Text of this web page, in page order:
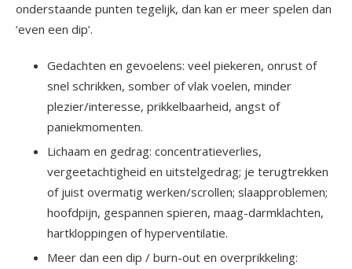
onderstaande punten tegelijk, dan kan er meer spelen dan
‘even een dip’.
Gedachten en gevoelens: veel piekeren, onrust of
snel schrikken, somber of vlak voelen, minder
plezier/interesse, prikkelbaarheid, angst of
paniekmomenten.
Lichaam en gedrag: concentratieverlies,
vergeetachtigheid en uitstelgedrag; je terugtrekken
of juist overmatig werken/scrollen; slaapproblemen;
hoofdpijn, gespannen spieren, maag-darmklachten,
hartkloppingen of hyperventilatie.
Meer dan een dip / burn-out en overprikkeling: